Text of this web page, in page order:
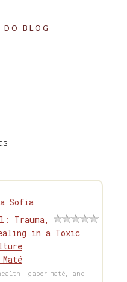
DO BLOG
Sofia
Trauma,
in a Toxic
gabor-maté, and